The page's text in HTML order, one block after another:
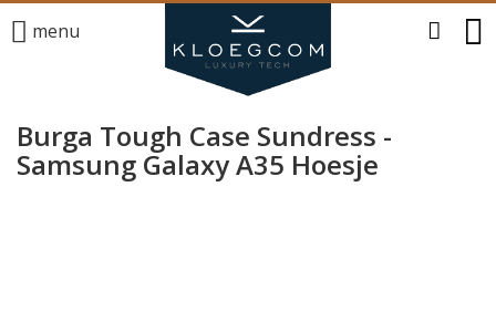
menu
Burga Tough Case Sundress -
Samsung Galaxy A35 Hoesje